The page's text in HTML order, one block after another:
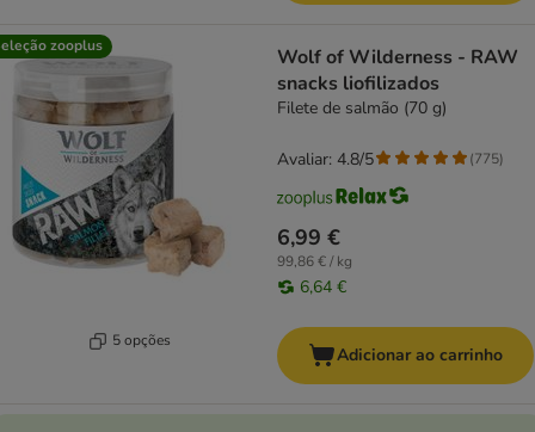
zooplus
5 opções
Wolf of Wilderness - RAW
snacks liofilizados
Filete de salmão (70 g)
6,99 €
99,86 € / kg
6,64 €
Avaliar: 4.8/5 (775)
Adicionar ao carrinho